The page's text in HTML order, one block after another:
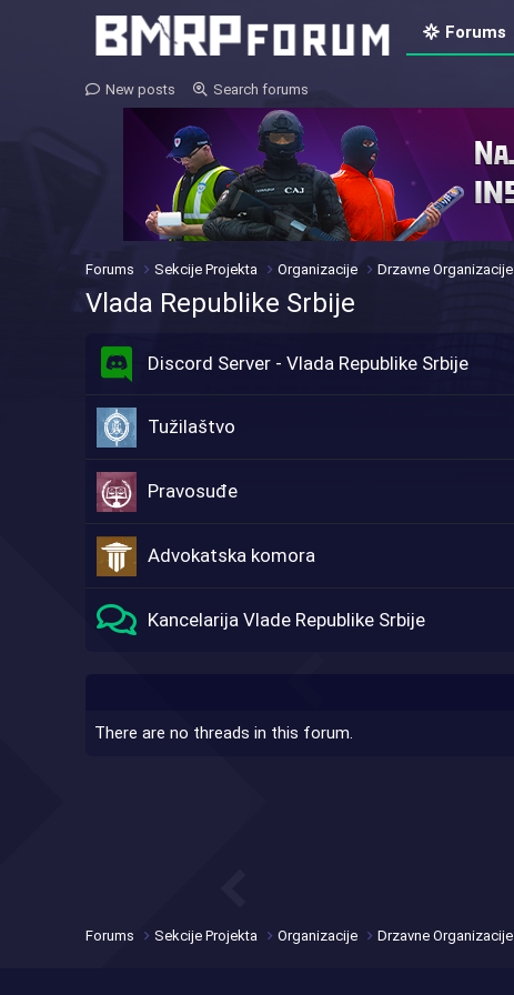
Forums
New posts Search forums
Forums Sekcije Projekta Organizacije Drzavne Organizacije
Vlada Republike Srbije
Discord Server - Vlada Republike Srbije
Tužilaštvo
Pravosuđe
Advokatska komora
Kancelarija Vlade Republike Srbije
There are no threads in this forum.
Forums Sekcije Projekta Organizacije Drzavne Organizacije